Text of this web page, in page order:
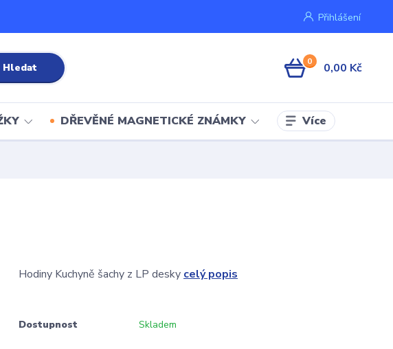
Přihlášení
Hledat 0 0,00 Kč
DŘEVĚNÉ MAGNETICKÉ ZNÁMKY Více
Hodiny Kuchyně šachy z LP desky celý popis
Dostupnost Skladem